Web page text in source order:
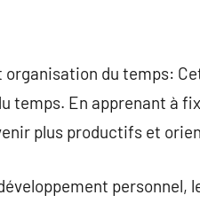
organisation du temps:
temps. En apprenant à
plus productifs et